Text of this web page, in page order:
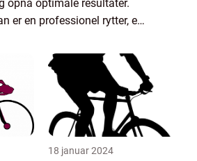
opnå optimale resultater.
er en professionel rytter, en
et velstrukturere...
18 januar 2024